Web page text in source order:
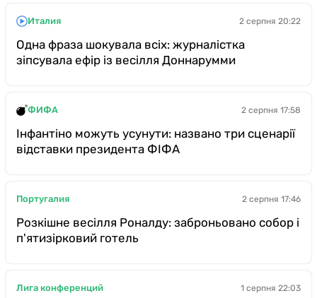
Италия 2 серпня 20:22
Одна фраза шокувала всіх: журналістка
зіпсувала ефір із весілля Доннарумми
ФИФА 2 серпня 17:58
Інфантіно можуть усунути: названо три сценарії
відставки президента ФІФА
Португалия 2 серпня 17:46
Розкішне весілля Роналду: заброньовано собор і
п'ятизірковий готель
Лига конференций 1 серпня 22:03